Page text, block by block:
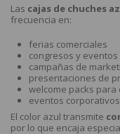
Las cajas de chuches
frecuencia en:
ferias comerciales
congresos y
campañas de
presentaciones de
welcome packs
eventos corporativos
El color azul transmite
por lo que encaja